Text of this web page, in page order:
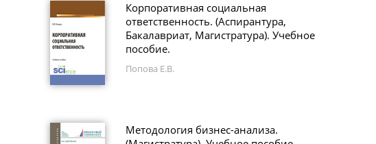
Корпоративная социальная
ответственность. (Аспирантура,
Бакалавриат, Магистратура). Учебное
пособие.
Попова Е.В.
Методология бизнес-анализа.